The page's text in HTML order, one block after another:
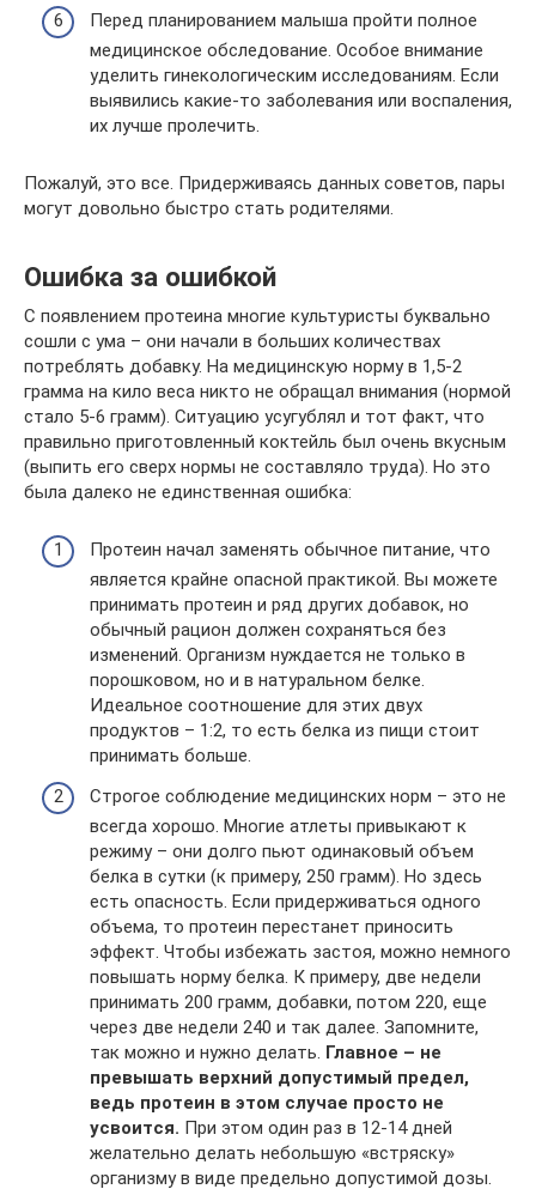
Перед планированием малыша пройти полное
медицинское обследование. Особое внимание
уделить гинекологическим исследованиям. Если
выявились какие-то заболевания или воспаления,
их лучше пролечить.
Пожалуй, это все. Придерживаясь данных советов, пары
могут довольно быстро стать родителями.
Ошибка за ошибкой
С появлением протеина многие культуристы буквально
сошли с ума – они начали в больших количествах
потреблять добавку. На медицинскую норму в 1,5-2
грамма на кило веса никто не обращал внимания (нормой
стало 5-6 грамм). Ситуацию усугублял и тот факт, что
правильно приготовленный коктейль был очень вкусным
(выпить его сверх нормы не составляло труда). Но это
была далеко не единственная ошибка:
Протеин начал заменять обычное питание, что
является крайне опасной практикой. Вы можете
принимать протеин и ряд других добавок, но
обычный рацион должен сохраняться без
изменений. Организм нуждается не только в
порошковом, но и в натуральном белке.
Идеальное соотношение для этих двух
продуктов – 1:2, то есть белка из пищи стоит
принимать больше.
Строгое соблюдение медицинских норм – это не
всегда хорошо. Многие атлеты привыкают к
режиму – они долго пьют одинаковый объем
белка в сутки (к примеру, 250 грамм). Но здесь
есть опасность. Если придерживаться одного
объема, то протеин перестанет приносить
эффект. Чтобы избежать застоя, можно немного
повышать норму белка. К примеру, две недели
принимать 200 грамм, добавки, потом 220, еще
через две недели 240 и так далее. Запомните,
так можно и нужно делать. Главное – не
превышать верхний допустимый предел,
ведь протеин в этом случае просто не
усвоится. При этом один раз в 12-14 дней
желательно делать небольшую «встряску»
организму в виде предельно допустимой дозы.